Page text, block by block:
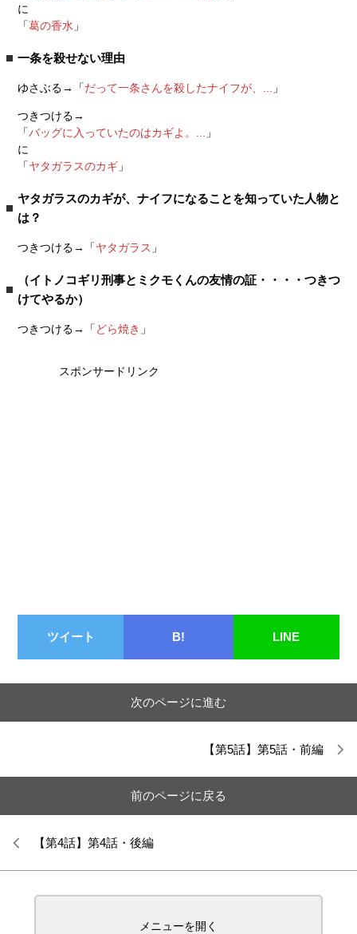
に
「葛の香水 」
一条を殺せない理由
ゆさぶる→「だって一条さんを殺したナイフが、... 」
つきつける→
「バッグに入っていたのはカギよ。...
」
に
「ヤタガラスのカギ 」
ヤタガラスのカギが、ナイフになることを知っていた人物と
は？
つきつける→「ヤタガラス 」
（イトノコギリ刑事とミクモくんの友情の証・・・・つきつ
けてやるか）
つきつける→「 どら焼き 」
スポンサードリンク
ツイート B! LINE
次のページに進む
【第5話】第5話・前編
前のページに戻る
【第4話】第4話・後編
メニューを開く